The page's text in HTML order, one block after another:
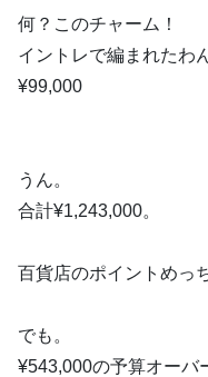
何？このチャーム！
イントレで編まれたわ
¥99,000
うん。
合計¥1,243,000。
百貨店のポイントめっ
でも。
¥543,000の予算オーバ